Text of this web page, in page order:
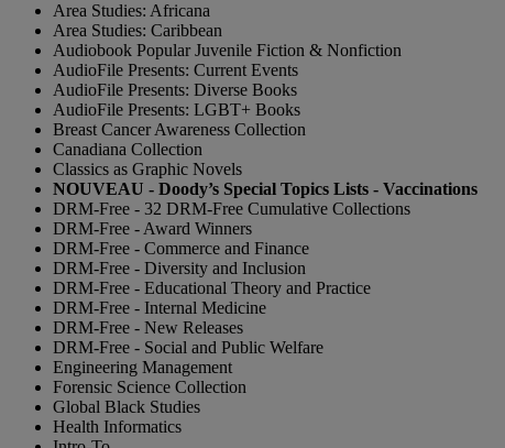
Area Studies: Africana
Area Studies: Caribbean
Audiobook Popular Juvenile Fiction & Nonfiction
AudioFile Presents: Current Events
AudioFile Presents: Diverse Books
AudioFile Presents: LGBT+ Books
Breast Cancer Awareness Collection
Canadiana Collection
Classics as Graphic Novels
NOUVEAU - Doody’s Special Topics Lists - Vaccinations
DRM-Free - 32 DRM-Free Cumulative Collections
DRM-Free - Award Winners
DRM-Free - Commerce and Finance
DRM-Free - Diversity and Inclusion
DRM-Free - Educational Theory and Practice
DRM-Free - Internal Medicine
DRM-Free - New Releases
DRM-Free - Social and Public Welfare
Engineering Management
Forensic Science Collection
Global Black Studies
Health Informatics